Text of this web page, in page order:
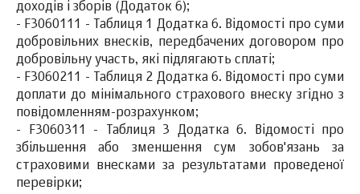
доходів і зборів (Додаток 6);
- F3060111 - Таблиця 1 Додатка 6. Відомості про суми
добровільних внесків, передбачених договором про
добровільну участь, які підлягають сплаті;
- F3060211 - Таблиця 2 Додатка 6. Відомості про суми
доплати до мінімального страхового внеску згідно з
повідомленням-розрахунком;
- F3060311 - Таблиця 3 Додатка 6. Відомості про
збільшення або зменшення сум зобов'язань за
страховими внесками за результатами проведеної
перевірки;